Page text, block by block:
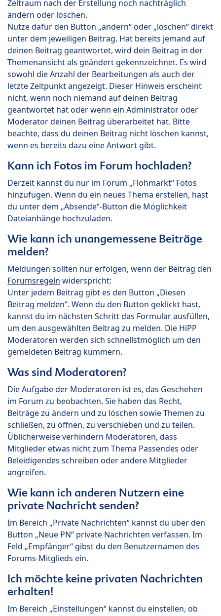
Zeitraum nach der Erstellung noch nachträglich
ändern oder löschen.
Nutze dafür den Button „ändern“ oder „löschen“ direkt
unter dem jeweiligen Beitrag. Hat bereits jemand auf
deinen Beitrag geantwortet, wird dein Beitrag in der
Themenansicht als geändert gekennzeichnet. Es wird
sowohl die Anzahl der Bearbeitungen als auch der
letzte Zeitpunkt angezeigt. Dieser Hinweis erscheint
nicht, wenn noch niemand auf deinen Beitrag
geantwortet hat oder wenn ein Administrator oder
Moderator deinen Beitrag überarbeitet hat. Bitte
beachte, dass du deinen Beitrag nicht löschen kannst,
wenn es bereits dazu eine Antwort gibt.
Kann ich Fotos im Forum hochladen?
Derzeit kannst du nur im Forum „Flohmarkt“ Fotos
hinzufügen. Wenn du ein neues Thema erstellen, hast
du unter dem „Absende“-Button die Möglichkeit
Dateianhänge hochzuladen.
Wie kann ich unangemessene Beiträge
melden?
Meldungen sollten nur erfolgen, wenn der Beitrag den
Forumsregeln widerspricht:
Unter jedem Beitrag gibt es den Button „Diesen
Beitrag melden“. Wenn du den Button geklickt hast,
kannst du im nächsten Schritt das Formular ausfüllen,
um den ausgewählten Beitrag zu melden. Die HiPP
Moderatoren werden sich schnellstmöglich um den
gemeldeten Beitrag kümmern.
Was sind Moderatoren?
Die Aufgabe der Moderatoren ist es, das Geschehen
im Forum zu beobachten. Sie haben das Recht,
Beiträge zu ändern und zu löschen sowie Themen zu
schließen, zu öffnen, zu verschieben und zu teilen.
Üblicherweise verhindern Moderatoren, dass
Mitglieder etwas nicht zum Thema Passendes oder
Beleidigendes schreiben oder andere Mitglieder
angreifen.
Wie kann ich anderen Nutzern eine
private Nachricht senden?
Im Bereich „Private Nachrichten“ kannst du über den
Button „Neue PN“ private Nachrichten verfassen. Im
Feld „Empfänger“ gibst du den Benutzernamen des
Forums-Mitglieds ein.
Ich möchte keine privaten Nachrichten
erhalten!
Im Bereich „Einstellungen“ kannst du einstellen, ob